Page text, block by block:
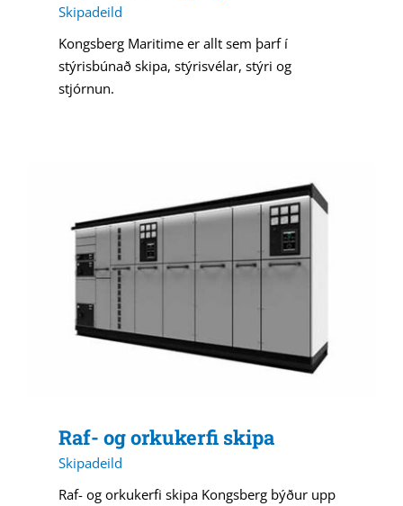
Skipadeild
Kongsberg Maritime er allt sem þarf í
stýrisbúnað skipa, stýrisvélar, stýri og
stjórnun.
Raf- og orkukerfi skipa
Skipadeild
Raf- og orkukerfi skipa Kongsberg býður upp